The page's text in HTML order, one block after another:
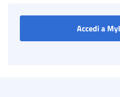
Accedi a